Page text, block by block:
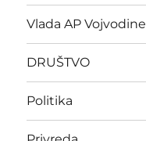
Vlada AP Vojvodine
DRUŠTVO
Politika